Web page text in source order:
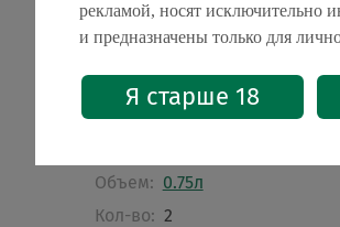
Стиль: Эль
Страна: Бельгия
Крепость, %:
Тип брожения: Верхнего
Объем: 0.75л
Кол-во: 2
рекламой, носят исключительно
и предназначены только для
Я старше 18